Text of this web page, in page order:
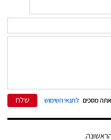
מסכים לתנאי השימוש שלח